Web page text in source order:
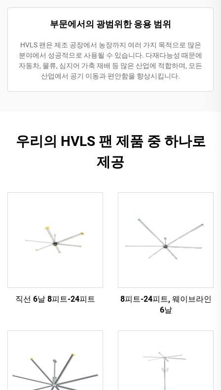
부문에서의 광범위한 응용 범위
HVLS 팬은 제조 공장에서 농장까지 여러 가지 목적으로 많은
분야에서 성공적으로 사용될 수 있습니다. 다재다능성 때문에
자동차, 물류, 심지어 가축 재배 등 많은 산업에 적합하며, 모든
산업에서 공기 이동과 편안함을 향상시킵니다.
우리의 HVLS 팬 제품 중 하나로
제공
직선 6날 8피트-24피트
8피트-24피트, 웨이브라인
6날